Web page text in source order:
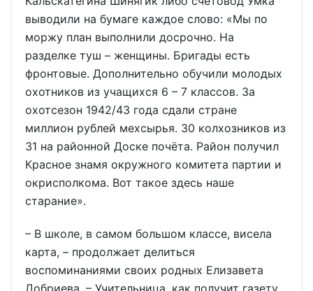
выводили на бумаге каждое слово: «Мы по
моржу план выполнили досрочно. На
разделке туш – женщины. Бригады есть
фронтовые. Дополнительно обучили молодых
охотников из учащихся 6 – 7 классов. За
охотсезон 1942/43 года сдали стране
миллион рублей мехсырья. 30 колхозников из
31 на районной Доске почёта. Район получил
Красное знамя окружного комитета партии и
окрисполкома. Вот такое здесь наше
старание».
– В школе, в самом большом классе, висела
карта, – продолжает делиться
воспоминаниями своих родных Елизавета
Добриева. – Учительница, как получит газету